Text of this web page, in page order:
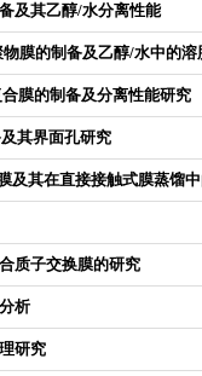
及其乙醇/水分离性能
膜的制备及乙醇/水中的
膜的制备及分离性能研究
其界面孔研究
及其在直接接触式膜蒸馏
质子交换膜的研究
析
研究